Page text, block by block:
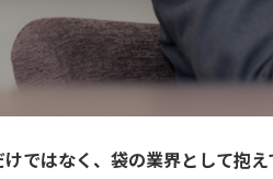
ではなく、袋の業界として抱